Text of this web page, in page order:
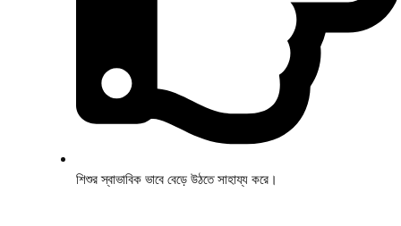
শিশুর স্বাভাবিক ভাবে বেড়ে উঠতে সাহায্য করে।